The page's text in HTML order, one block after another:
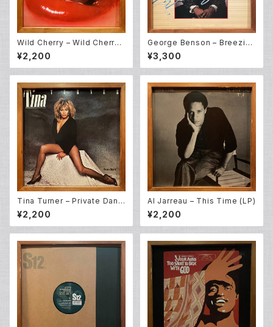
Wild Cherry – Wild Cherry
(LP)
¥2,200
George Benson – Breezin'
(LP)
¥3,300
Tina Turner – Private Danc
er (LP)
¥2,200
Al Jarreau – This Time (LP)
¥2,200